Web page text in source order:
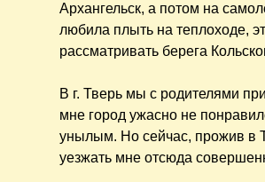
Архангельск, а потом на
любила плыть на теплоходе,
рассматривать берега
В г. Тверь мы с родителями
мне город ужасно не
унылым. Но сейчас, прожив в
уезжать мне отсюда